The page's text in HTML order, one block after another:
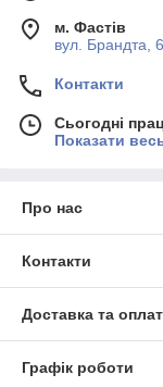
м. Фастів
вул. Брандта,
Контакти
Сьогодні
Показати
Про нас
Контакти
Доставка та
Графік роботи